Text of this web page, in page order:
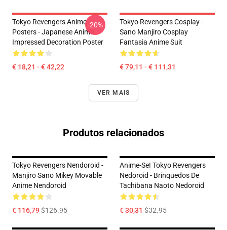
Tokyo Revengers Anime
Posters - Japanese Anime
Impressed Decoration Poster
€ 18,21 - € 42,22
-20%
Tokyo Revengers Cosplay -
Sano Manjiro Cosplay
Fantasia Anime Suit
€ 79,11 - € 111,31
VER MAIS
Produtos relacionados
Tokyo Revengers Nendoroid -
Manjiro Sano Mikey Movable
Anime Nendoroid
€ 116,79$126.95
Anime-Se! Tokyo Revengers
Nedoroid - Brinquedos De
Tachibana Naoto Nedoroid
€ 30,31 $32.95